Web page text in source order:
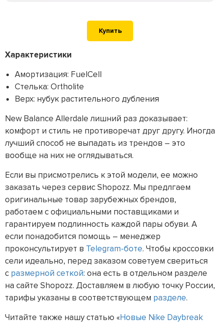
Купить
Характеристики
Амортизация: FuelCell
Стелька: Ortholite
Верх: нубук растительного дубления
New Balance Allerdale лишний раз доказывает:
комфорт и стиль не противоречат друг другу. Иногда
лучший способ не выпадать из трендов – это
вообще на них не оглядываться.
Если вы присмотрелись к этой модели, ее можно
заказать через сервис Shopozz. Мы предлгаем
оригинальные товар зарубежных брендов,
работаем с официальными поставщиками и
гарантируем подлинность каждой пары обуви. А
если понадобится помощь – менеджер
проконсультирует в Telegram-боте. Чтобы кроссовки
сели идеально, перед заказом советуем свериться
с размерной сеткой: она есть в отдельном разделе
на сайте Shopozz. Доставляем в любую точку России,
тарифы указаны в соответствующем разделе.
Читайте также нашу статью «Новые Nike Daybreak